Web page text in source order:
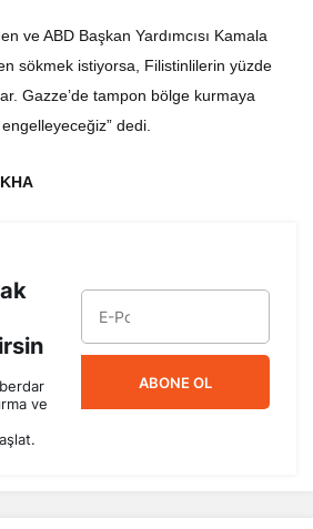
ve ABD Başkan Yardımcısı Kamala
sökmek istiyorsa, Filistinlilerin yüzde
Gazze’de tampon bölge kurmaya
dedi.
ve
ABONE OL